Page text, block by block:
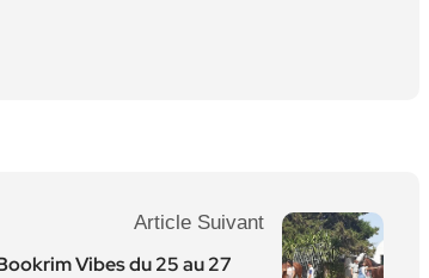
Article Suivant
Vibes du 25 au 27